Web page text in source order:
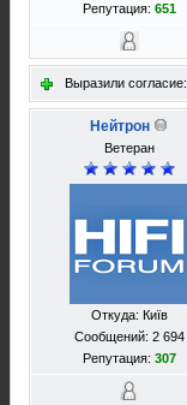
Репутация: 651
Выразили согласие:
Нейтрон
Ветеран
Откуда: Київ
Сообщений: 2 694
Репутация: 307